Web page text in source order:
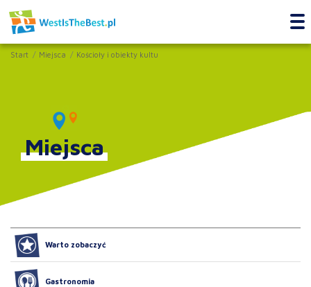
Start Miejsca Kościoły i obiekty kultu
Miejsca
Warto zobaczyć
Gastronomia